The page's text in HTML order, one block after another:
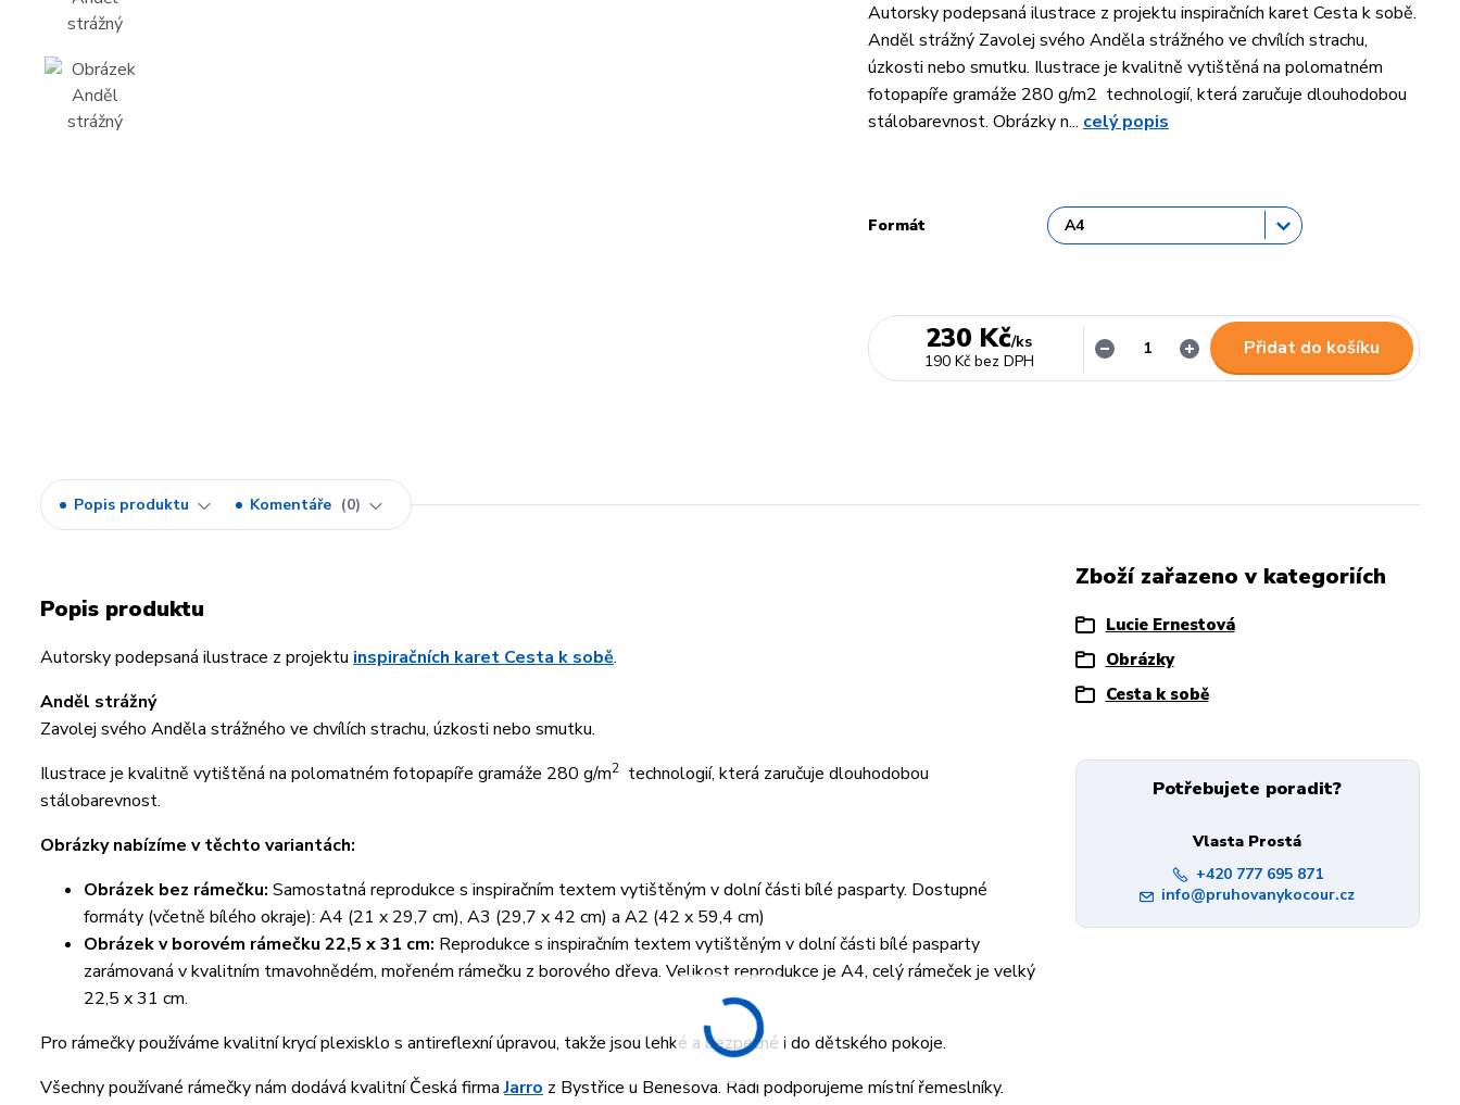
Autorsky podepsaná ilustrace z projektu inspiračních karet Cesta k sobě.
Anděl strážný Zavolej svého Anděla strážného ve chvílích strachu,
úzkosti nebo smutku. Ilustrace je kvalitně vytištěná na polomatném
fotopapíře gramáže 280 g/m2 technologií, která zaručuje dlouhodobou
stálobarevnost. Obrázky n... celý popis
Formát
230 Kč/ks
190 Kč bez DPH
Přidat do košíku
Popis produktu Komentáře 0
Popis produktu
Autorsky podepsaná ilustrace z projektu inspiračních karet Cesta k sobě.
Anděl strážný
Zavolej svého Anděla strážného ve chvílích strachu, úzkosti nebo smutku.
Ilustrace je kvalitně vytištěná na polomatném fotopapíře gramáže 280 g/m2 technologií, která zaručuje dlouhodobou
stálobarevnost.
Obrázky nabízíme v těchto variantách:
Obrázek bez rámečku: Samostatná reprodukce s inspiračním textem vytištěným v dolní části bílé pasparty. Dostupné
formáty (včetně bílého okraje): A4 (21 x 29,7 cm), A3 (29,7 x 42 cm) a A2 (42 x 59,4 cm)
Obrázek v borovém rámečku 22,5 x 31 cm: Reprodukce s inspiračním textem vytištěným v dolní části bílé pasparty
zarámovaná v kvalitním tmavohnědém, mořeném rámečku z borového dřeva. Velikost reprodukce je A4, celý rámeček je velký
22,5 x 31 cm.
Pro rámečky používáme kvalitní krycí plexisklo s antireflexní úpravou, takže jsou lehké a bezpečné i do dětského pokoje.
Všechny používané rámečky nám dodává kvalitní Česká firmaJarro z Bystřice u Benešova. Rádi podporujeme místní řemeslníky.
Zboží zařazeno v kategoriích
Lucie Ernestová
Obrázky
Cesta k sobě
Potřebujete poradit?
Vlasta Prostá
+420 777 695 871
info@pruhovanykocour.cz